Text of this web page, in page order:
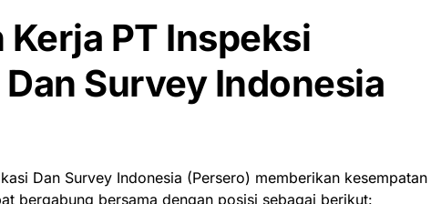
PT Inspeksi
Survey Indonesia
Dan Survey Indonesia (Persero) memberikan kesempatan
bergabung bersama dengan posisi sebagai berikut: